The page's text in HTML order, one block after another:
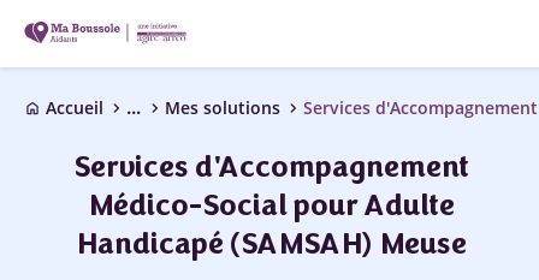
home Accueil chevron_right ... chevron_right Mes solutions chevron_right
Services d'Accompagnement
Médico-Social pour Adulte
Handicapé (SAMSAH) Meuse